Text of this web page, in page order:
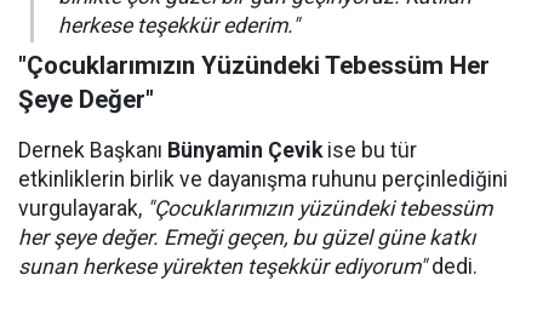
herkese teşekkür ederim."
"Çocuklarımızın Yüzündeki Tebessüm Her
Şeye Değer"
Dernek Başkanı Bünyamin Çevikise bu tür
etkinliklerin birlik ve dayanışma ruhunu perçinlediğini
vurgulayarak, "Çocuklarımızın yüzündeki tebessüm
her şeye değer. Emeği geçen, bu güzel güne katkı
sunan herkese yürekten teşekkür ediyorum"dedi.